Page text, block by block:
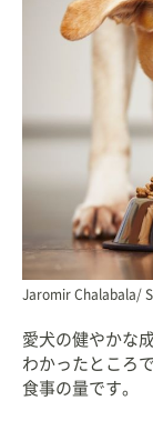
Jaromir Chalabala/
愛犬の健やかな
わかったところ
食事の量です。